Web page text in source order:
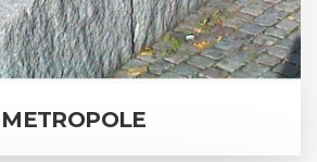
METROPOLE